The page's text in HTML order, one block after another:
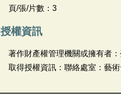
頁/張/片數：3
授權資訊
著作財產權管理機關或擁有者
取得授權資訊：聯絡處室：藝